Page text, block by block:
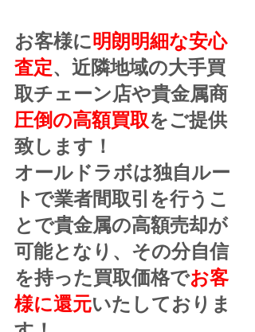
お客様に明朗明細な安心
査定、近隣地域の大手買
取チェーン店や貴金属商
圧倒の高額買取をご提供
致します！
オールドラボは独自ルー
トで業者間取引を行うこ
とで貴金属の高額売却が
可能となり、その分自信
を持った買取価格でお客
様に還元いたしておりま